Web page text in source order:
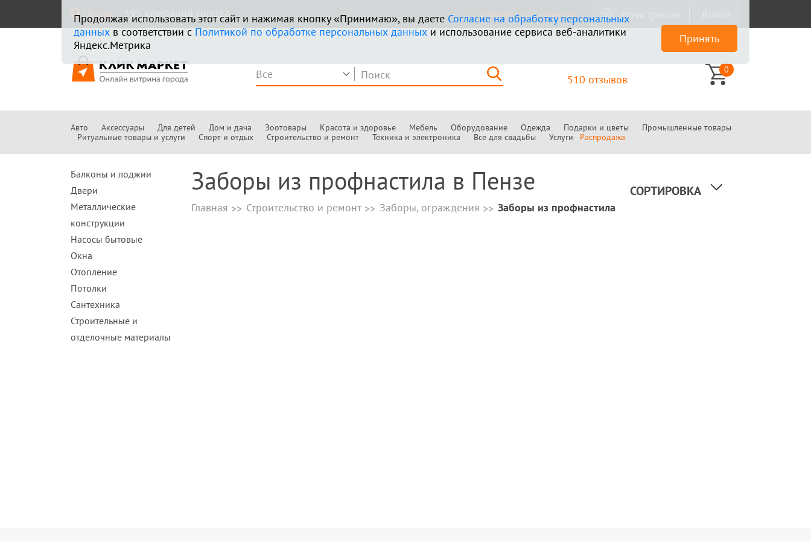
+ Добавить компанию Регистрация
510 отзывов
0
Авто Аксессуары Для детей Дом и дача Зоотовары Красота и здоровье Мебель Оборудование Одежда Подарки и цветы
Промышленные товары
Ритуальные товары и услуги
Спорт и отдых Строительство и ремонт Техника и электроника Все для свадьбы Услуги Распродажа
Продолжая использовать этот сайт и нажимая кнопку «Принимаю», вы даете Согласие на обработку персональных
данных в соответствии с Политикой по обработке персональных данных и использование сервиса веб-аналитики
Яндекс.Метрика
Принять
Балконы и лоджии
Двери
Металлические
конструкции
Насосы бытовые
Окна
Отопление
Потолки
Сантехника
Строительные и
отделочные материалы
Заборы из профнастила в Пензе
Главная Строительство и ремонт Заборы, ограждения Заборы из профнастила
СОРТИРОВКА